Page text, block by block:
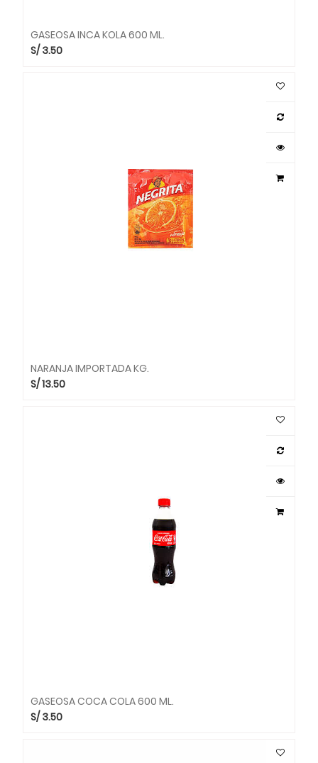
GASEOSA INCA KOLA 600 ML.
S/3.50
NARANJA IMPORTADA KG.
S/13.50
GASEOSA COCA COLA 600 ML.
S/ 3.50